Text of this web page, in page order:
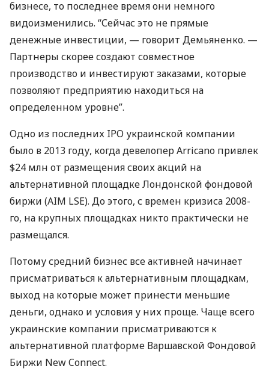
бизнесе, то последнее время они немного
видоизменились. “Сейчас это не прямые
денежные инвестиции, — говорит Демьяненко. —
Партнеры скорее создают совместное
производство и инвестируют заказами, которые
позволяют предприятию находиться на
определенном уровне”.
Одно из последних IPO украинской компании
было в 2013 году, когда девелопер Arricano привлек
$24 млн от размещения своих акций на
альтернативной площадке Лондонской фондовой
биржи (AIM LSE). До этого, с времен кризиса 2008-
го, на крупных площадках никто практически не
размещался.
Потому средний бизнес все активней начинает
присматриваться к альтернативным площадкам,
выход на которые может принести меньшие
деньги, однако и условия у них проще. Чаще всего
украинские компании присматриваются к
альтернативной платформе Варшавской Фондовой
Биржи New Connect.